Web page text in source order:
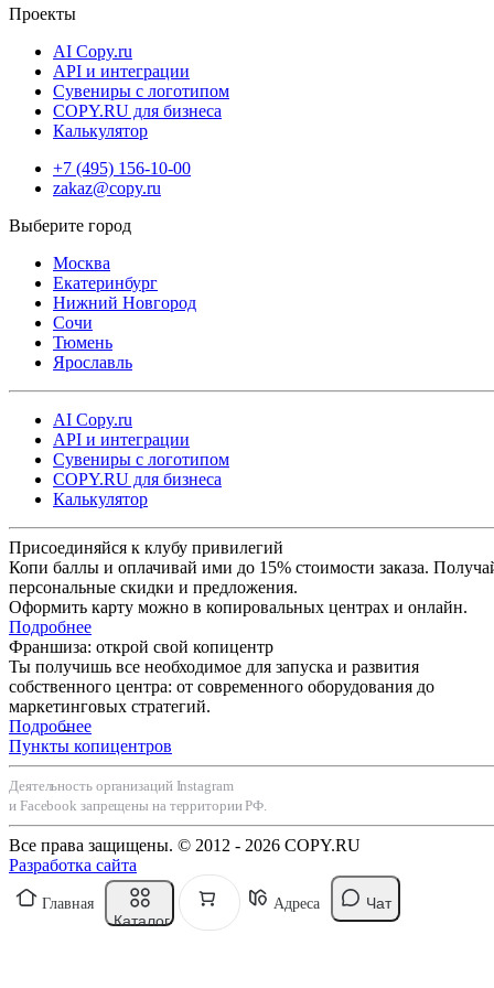
Бесплатная доставка в пункты выдачи
Доставка через СДЭК — в пункт выдачи или курьером
Срочная курьерская доставка в день заказа
Стикеры на кузов авто позволяют быстро преобразить внешний
вид машины, подчеркнуть её индивидуальность и реализовать
яркие рекламные идеи. Заказать печать можно онлайн в любое
время, а круглосуточный сервис делает процесс максимально
удобным и быстрым!
Проекты
AI Copy.ru
API и интеграции
Сувениры с логотипом
COPY.RU для бизнеса
Калькулятор
+7 (495) 156-10-00
zakaz@copy.ru
Москва
Екатеринбург
Нижний Новгород
Сочи
Тюмень
Ярославль
AI Copy.ru
API и интеграции
Сувениры с логотипом
COPY.RU для бизнеса
Калькулятор
Присоединяйся к клубу привилегий
Копи баллы и оплачивай ими до 15% стоимости заказа.
персональные скидки и предложения.
Оформить карту можно в копировальных центрах и онлайн.
Подробнее
Франшиза: открой свой копицентр
Ты получишь все необходимое для запуска и развития
собственного центра: от современного оборудования до
маркетинговых стратегий.
Подробнее
Пункты копицентров
Деятельность организаций Instagram
и Facebook запрещены на территории РФ.
Все права защищены. © 2012 - 2026 COPY.RU
Разработка сайта
Главная
Каталог
Адреса Чат